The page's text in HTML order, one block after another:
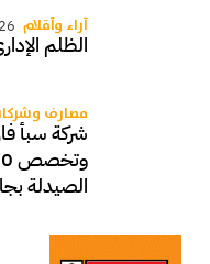
آراء وأقلام
الظلم
مصارف
شركة سبأ
الصيدلة